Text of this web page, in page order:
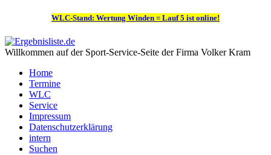
WLC-Stand: Wertung Winden = Lauf 5 ist online!
Willkommen auf der Sport-Service-Seite der Firma Volker Kram
Home
Termine
WLC
Service
Impressum
Datenschutzerklärung
intern
Suchen